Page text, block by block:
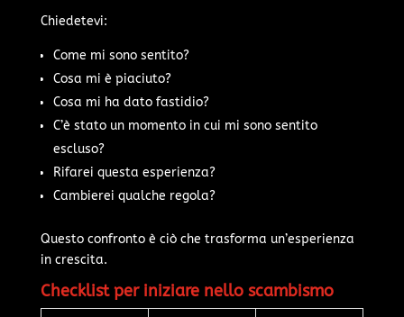
Chiedetevi:
Come mi sono sentito?
Cosa mi è piaciuto?
Cosa mi ha dato fastidio?
C’è stato un momento in cui mi sono sentito
escluso?
Rifarei questa esperienza?
Cambierei qualche regola?
Questo confronto è ciò che trasforma un’esperienza
in crescita.
Checklist per iniziare nello scambismo